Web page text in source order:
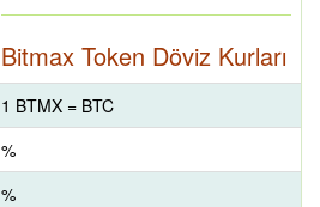
Bitmax Token Döviz Kurları
1 BTMX = BTC
%
%